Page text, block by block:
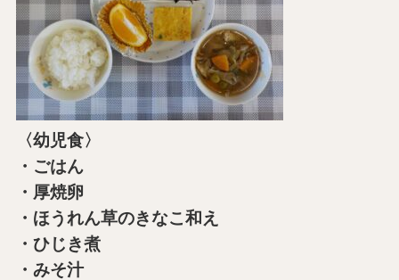
〈幼児食〉
・ごはん
・厚焼卵
・ほうれん草のきなこ和え
・ひじき煮
・みそ汁